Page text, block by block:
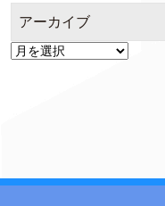
アーカイブ
ア